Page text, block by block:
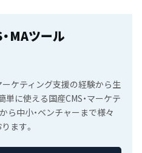
MAツール
ケティング支援の経験から生
単に使える国産CMS・マーケテ
ら中小・ベンチャーまで様々
ます。